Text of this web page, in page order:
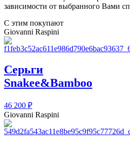
зависимости от выбранного Вами
С этим покупают
Giovanni Raspini
Серьги
Snakee&Bamboo
46 200 ₽
Giovanni Raspini